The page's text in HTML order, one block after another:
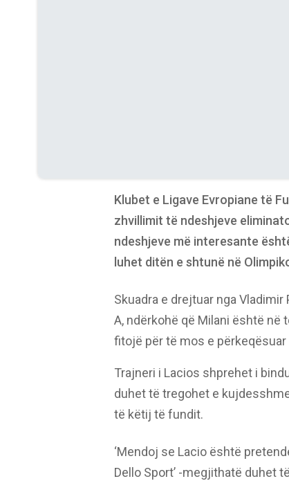
Klubet e Ligave Evropiane të
zhvillimit të ndeshjeve
ndeshjeve më interesante
luhet ditën e shtunë në
Skuadra e drejtuar nga
A, ndërkohë që Milani është në
fitojë për të mos e
Trajneri i Lacios shprehet i
duhet të tregohet e
të këtij të fundit.
‘Mendoj se Lacio është
Dello Sport’ -megjithatë duhet